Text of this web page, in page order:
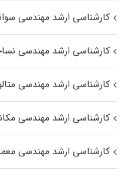
کارشناسی ارشد مهندسی
کارشناسی ارشد مهندسی
کارشناسی ارشد مهندسی
کارشناسی ارشد مهندسی
کارشناسی ارشد مهندسی